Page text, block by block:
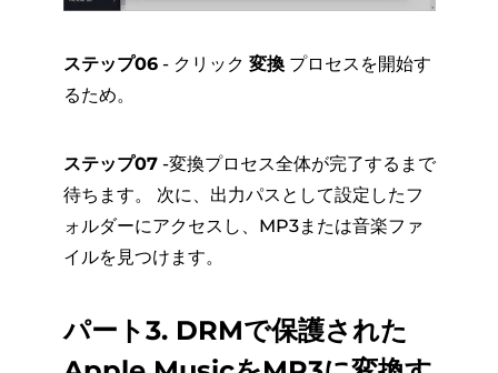
ステップ06- クリック 変換プロセスを開始す
るため。
ステップ07-変換プロセス全体が完了するまで
待ちます。 次に、出力パスとして設定したフ
ォルダーにアクセスし、MP3または音楽ファ
イルを見つけます。
パート3. DRMで保護された